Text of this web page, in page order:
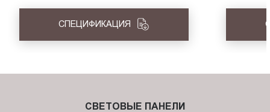
СПЕЦИФИКАЦИЯ
СВЕТОВЫЕ ПАНЕЛИ